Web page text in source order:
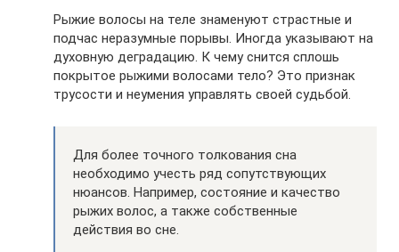
Рыжие волосы на теле знаменуют страстные и
подчас неразумные порывы. Иногда указывают на
духовную деградацию. К чему снится сплошь
покрытое рыжими волосами тело? Это признак
трусости и неумения управлять своей судьбой.
Для более точного толкования сна
необходимо учесть ряд сопутствующих
нюансов. Например, состояние и качество
рыжих волос, а также собственные
действия во сне.